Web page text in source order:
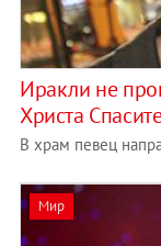
Иракли не
Христа
В храм певец
Мир